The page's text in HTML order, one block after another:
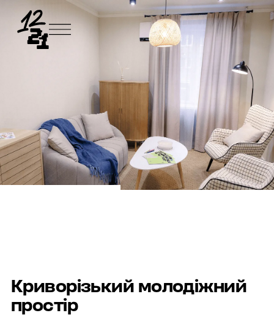
Криворізький молодіжний
простір